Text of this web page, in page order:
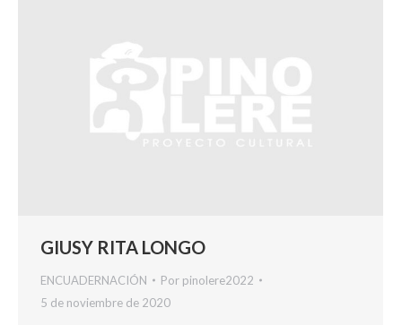
GIUSY RITA LONGO
ENCUADERNACIÓN Por pinolere2022
5 de noviembre de 2020